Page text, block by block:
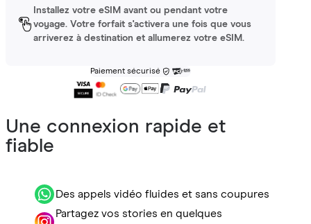
Installez votre eSIM avant ou pendant votre
voyage. Votre forfait s'activera une fois que vous
arriverez à destination et allumerez votre eSIM.
Paiement sécurisé
Une connexion rapide et
fiable
Des appels vidéo fluides et sans coupures
Partagez vos stories en quelques